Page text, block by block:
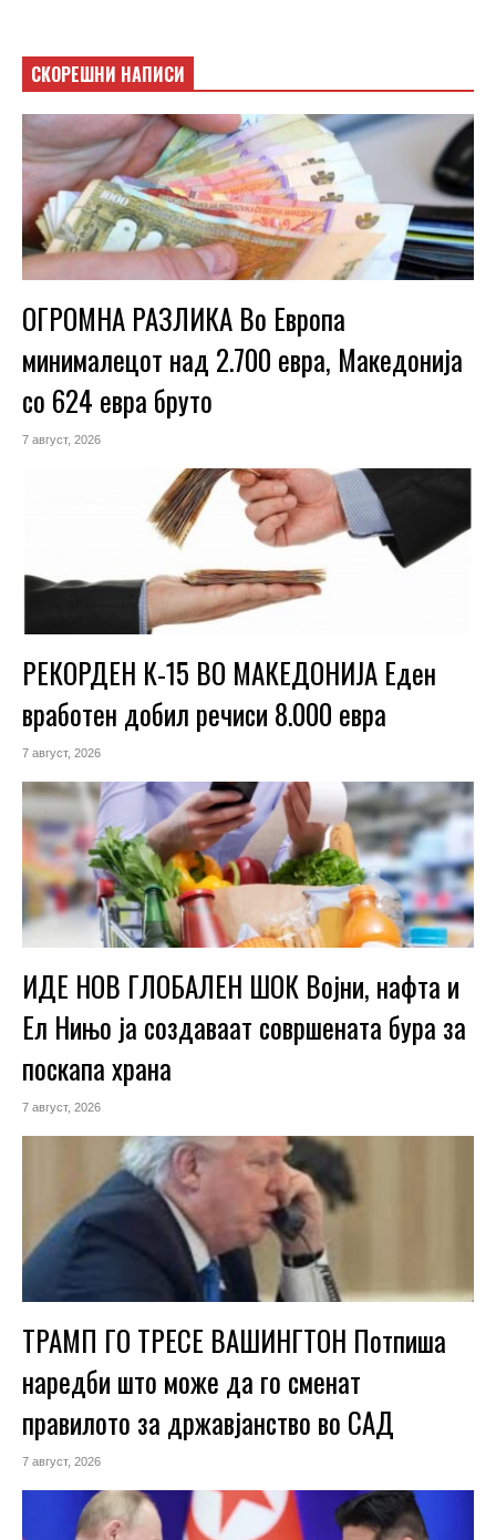
СКОРЕШНИ НАПИСИ
ОГРОМНА РАЗЛИКА Во Европа
минималецот над 2.700 евра, Македонија
со 624 евра бруто
7 август, 2026
РЕКОРДЕН К-15 ВО МАКЕДОНИЈА Еден
вработен добил речиси 8.000 евра
7 август, 2026
ИДЕ НОВ ГЛОБАЛЕН ШОК Војни, нафта и
Ел Нињо ја создаваат совршената бура за
поскапа храна
7 август, 2026
ТРАМП ГО ТРЕСЕ ВАШИНГТОН Потпиша
наредби што може да го сменат
правилото за државјанство во САД
7 август, 2026